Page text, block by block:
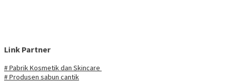
Link Partner
# Pabrik Kosmetik dan Skincare
# Produsen sabun cantik